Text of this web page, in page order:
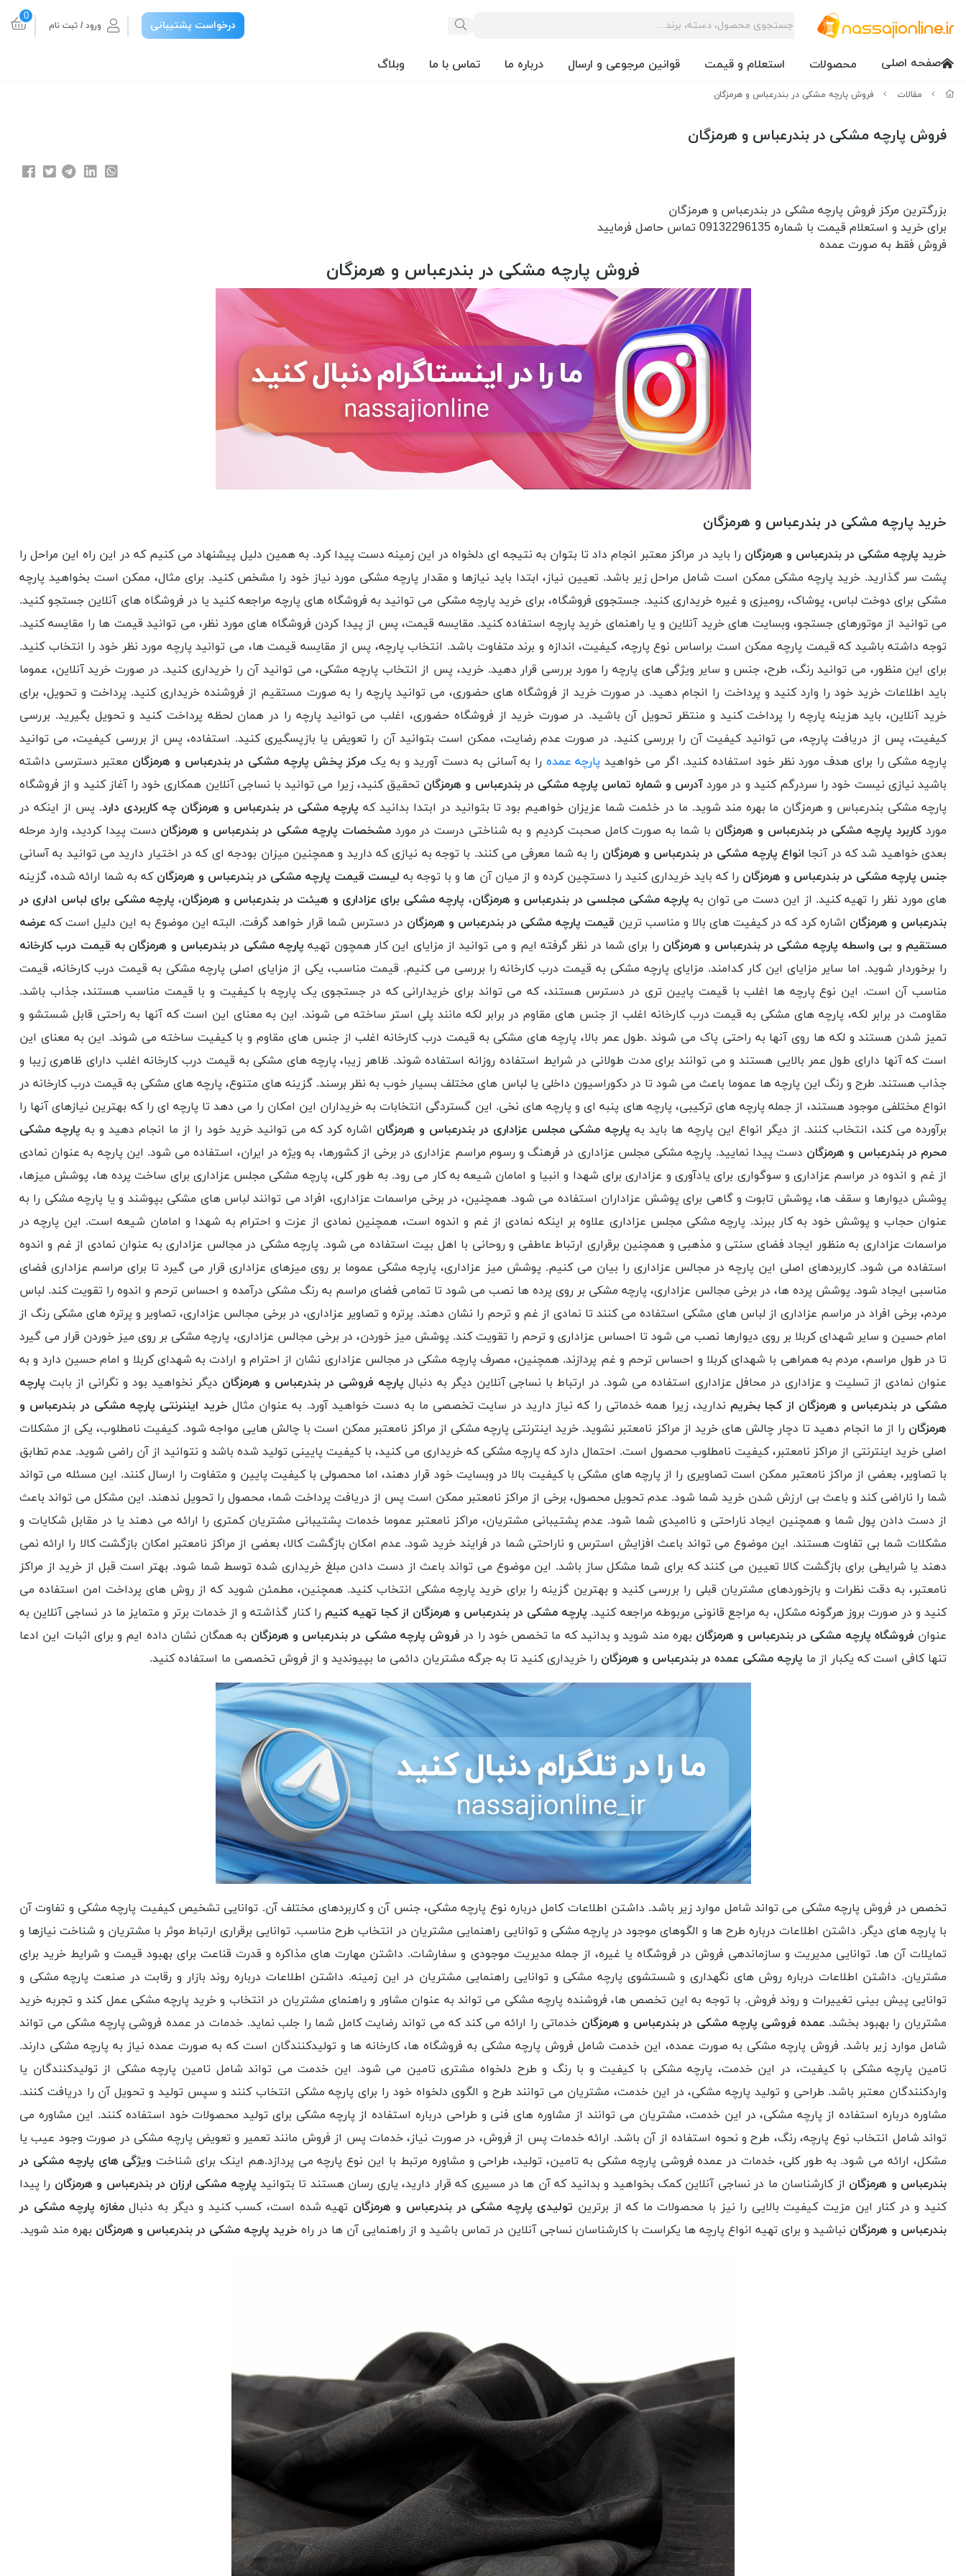
درخواست پشتیبانی ورود / ثبت نام
0
صفحه اصلی محصولات استعلام و قیمت قوانین مرجوعی و ارسال درباره ما تماس با ما وبلاگ
مقالات فروش پارچه مشکی در بندرعباس و هرمزگان
فروش پارچه مشکی در بندرعباس و هرمزگان
بزرگترین مرکز فروش پارچه مشکی در بندرعباس و هرمزگان
برای خرید و استعلام قیمت با شماره 09132296135 تماس حاصل فرمایید
فروش فقط به صورت عمده
فروش پارچه مشکی در بندرعباس و هرمزگان
خرید پارچه مشکی در بندرعباس و هرمزگان
خرید پارچه مشکی در بندرعباس و هرمزگان را باید در مراکز معتبر انجام داد تا بتوان به نتیجه ای دلخواه در این زمینه دست پیدا کرد. به همین دلیل پیشنهاد می کنیم که در این راه این مراحل را
پشت سر گذارید. خرید پارچه مشکی ممکن است شامل مراحل زیر باشد. تعیین نیاز، ابتدا باید نیازها و مقدار پارچه مشکی مورد نیاز خود را مشخص کنید. برای مثال، ممکن است بخواهید پارچه
مشکی برای دوخت لباس، پوشاک، رومیزی و غیره خریداری کنید. جستجوی فروشگاه، برای خرید پارچه مشکی می توانید به فروشگاه های پارچه مراجعه کنید یا در فروشگاه های آنلاین جستجو کنید.
می توانید از موتورهای جستجو، وبسایت های خرید آنلاین و یا راهنمای خرید پارچه استفاده کنید. مقایسه قیمت، پس از پیدا کردن فروشگاه های مورد نظر، می توانید قیمت ها را مقایسه کنید.
توجه داشته باشید که قیمت پارچه ممکن است براساس نوع پارچه، کیفیت، اندازه و برند متفاوت باشد. انتخاب پارچه، پس از مقایسه قیمت ها، می توانید پارچه مورد نظر خود را انتخاب کنید.
برای این منظور، می توانید رنگ، طرح، جنس و سایر ویژگی های پارچه را مورد بررسی قرار دهید. خرید، پس از انتخاب پارچه مشکی، می توانید آن را خریداری کنید. در صورت خرید آنلاین، عموما
باید اطلاعات خرید خود را وارد کنید و پرداخت را انجام دهید. در صورت خرید از فروشگاه های حضوری، می توانید پارچه را به صورت مستقیم از فروشنده خریداری کنید. پرداخت و تحویل، برای
خرید آنلاین، باید هزینه پارچه را پرداخت کنید و منتظر تحویل آن باشید. در صورت خرید از فروشگاه حضوری، اغلب می توانید پارچه را در همان لحظه پرداخت کنید و تحویل بگیرید. بررسی
کیفیت، پس از دریافت پارچه، می توانید کیفیت آن را بررسی کنید. در صورت عدم رضایت، ممکن است بتوانید آن را تعویض یا بازپسگیری کنید. استفاده، پس از بررسی کیفیت، می توانید
پارچه مشکی را برای هدف مورد نظر خود استفاده کنید. اگر می خواهید پارچه عمده را به آسانی به دست آورید و به یک مرکز پخش پارچه مشکی در بندرعباس و هرمزگان معتبر دسترسی داشته
باشید نیازی نیست خود را سردرگم کنید و در موردآدرس و شماره تماس پارچه مشکی در بندرعباس و هرمزگان تحقیق کنید، زیرا می توانید با نساجی آنلاین همکاری خود را آغاز کنید و از فروشگاه
پارچه مشکی بندرعباس و هرمزگان ما بهره مند شوید. ما در خئمت شما عزیزان خواهیم بود تا بتوانید در ابتدا بدانید که پارچه مشکی در بندرعباس و هرمزگان چه کاربردی دارد. پس از اینکه در
مورد کاربرد پارچه مشکی در بندرعباس و هرمزگان با شما به صورت کامل صحبت کردیم و به شناختی درست در موردمشخصات پارچه مشکی در بندرعباس و هرمزگان دست پیدا کردید، وارد مرحله
بعدی خواهید شد که در آنجا انواع پارچه مشکی در بندرعباس و هرمزگان را به شما معرفی می کنند. با توجه به نیازی که دارید و همچنین میزان بودجه ای که در اختیار دارید می توانید به آسانی
جنس پارچه مشکی در بندرعباس و هرمزگان را که باید خریداری کنید را دستچین کرده و از میان آن ها و با توجه بهلیست قیمت پارچه مشکی در بندرعباس و هرمزگانکه به شما ارائه شده، گزینه
های مورد نظر را تهیه کنید. از این دست می توان به پارچه مشکی مجلسی در بندرعباس و هرمزگان، پارچه مشکی برای عزاداری و هیئت در بندرعباس و هرمزگان،پارچه مشکی برای لباس اداری در
بندرعباس و هرمزگان اشاره کرد که در کیفیت های بالا و مناسب ترین قیمت پارچه مشکی در بندرعباس و هرمزگان در دسترس شما قرار خواهد گرفت. البته این موضوع به این دلیل است که عرضه
مستقیم و بی واسطه پارچه مشکی در بندرعباس و هرمزگان را برای شما در نظر گرفته ایم و می توانید از مزایای این کار همچون تهیه پارچه مشکی در بندرعباس و هرمزگان به قیمت درب کارخانه
را برخوردار شوید. اما سایر مزایای این کار کدامند. مزایای پارچه مشکی به قیمت درب کارخانه را بررسی می کنیم. قیمت مناسب، یکی از مزایای اصلی پارچه مشکی به قیمت درب کارخانه، قیمت
مناسب آن است. این نوع پارچه ها اغلب با قیمت پایین تری در دسترس هستند، که می تواند برای خریدارانی که در جستجوی یک پارچه با کیفیت و با قیمت مناسب هستند، جذاب باشد.
مقاومت در برابر لکه، پارچه های مشکی به قیمت درب کارخانه اغلب از جنس های مقاوم در برابر لکه مانند پلی استر ساخته می شوند. این به معنای این است که آنها به راحتی قابل شستشو و
تمیز شدن هستند و لکه ها روی آنها به راحتی پاک می شوند .طول عمر بالا، پارچه های مشکی به قیمت درب کارخانه اغلب از جنس های مقاوم و با کیفیت ساخته می شوند. این به معنای این
است که آنها دارای طول عمر بالایی هستند و می توانند برای مدت طولانی در شرایط استفاده روزانه استفاده شوند. ظاهر زیبا، پارچه های مشکی به قیمت درب کارخانه اغلب دارای ظاهری زیبا و
جذاب هستند. طرح و رنگ این پارچه ها عموما باعث می شود تا در دکوراسیون داخلی یا لباس های مختلف بسیار خوب به نظر برسند. گزینه های متنوع، پارچه های مشکی به قیمت درب کارخانه در
انواع مختلفی موجود هستند، از جمله پارچه های ترکیبی، پارچه های پنبه ای و پارچه های نخی. این گستردگی انتخابات به خریداران این امکان را می دهد تا پارچه ای را که بهترین نیازهای آنها را
برآورده می کند، انتخاب کنند. از دیگر انواع این پارچه ها باید به پارچه مشکی مجلس عزاداری در بندرعباس و هرمزگان اشاره کرد که می توانید خرید خود را از ما انجام دهید و به پارچه مشکی
محرم در بندرعباس و هرمزگان دست پیدا نمایید. پارچه مشکی مجلس عزاداری در فرهنگ و رسوم مراسم عزاداری در برخی از کشورها، به ویژه در ایران، استفاده می شود. این پارچه به عنوان نمادی
از غم و اندوه در مراسم عزاداری و سوگواری برای یادآوری و عزاداری برای شهدا و انبیا و امامان شیعه به کار می رود. به طور کلی، پارچه مشکی مجلس عزاداری برای ساخت پرده ها، پوشش میزها،
پوشش دیوارها و سقف ها، پوشش تابوت و گاهی برای پوشش عزاداران استفاده می شود. همچنین، در برخی مراسمات عزاداری، افراد می توانند لباس های مشکی بپوشند و یا پارچه مشکی را به
عنوان حجاب و پوشش خود به کار ببرند. پارچه مشکی مجلس عزاداری علاوه بر اینکه نمادی از غم و اندوه است، همچنین نمادی از عزت و احترام به شهدا و امامان شیعه است. این پارچه در
مراسمات عزاداری به منظور ایجاد فضای سنتی و مذهبی و همچنین برقراری ارتباط عاطفی و روحانی با اهل بیت استفاده می شود. پارچه مشکی در مجالس عزاداری به عنوان نمادی از غم و اندوه
استفاده می شود. کاربردهای اصلی این پارچه در مجالس عزاداری را بیان می کنیم. پوشش میز عزاداری، پارچه مشکی عموما بر روی میزهای عزاداری قرار می گیرد تا برای مراسم عزاداری فضای
مناسبی ایجاد شود. پوشش پرده ها، در برخی مجالس عزاداری، پارچه مشکی بر روی پرده ها نصب می شود تا تمامی فضای مراسم به رنگ مشکی درآمده و احساس ترحم و اندوه را تقویت کند. لباس
مردم، برخی افراد در مراسم عزاداری از لباس های مشکی استفاده می کنند تا نمادی از غم و ترحم را نشان دهند. پرتره و تصاویر عزاداری، در برخی مجالس عزاداری، تصاویر و پرتره های مشکی رنگ از
امام حسین و سایر شهدای کربلا بر روی دیوارها نصب می شود تا احساس عزاداری و ترحم را تقویت کند. پوشش میز خوردن، در برخی مجالس عزاداری، پارچه مشکی بر روی میز خوردن قرار می گیرد
تا در طول مراسم، مردم به همراهی با شهدای کربلا و احساس ترحم و غم پردازند. همچنین، مصرف پارچه مشکی در مجالس عزاداری نشان از احترام و ارادت به شهدای کربلا و امام حسین دارد و به
عنوان نمادی از تسلیت و عزاداری در محافل عزاداری استفاده می شود. در ارتباط با نساجی آنلاین دیگر به دنبال پارچه فروشی در بندرعباس و هرمزگان دیگر نخواهید بود و نگرانی از بابت پارچه
مشکی در بندرعباس و هرمزگان از کجا بخریم ندارید، زیرا همه خدماتی را که نیاز دارید در سایت تخصصی ما به دست خواهید آورد. به عنوان مثال خرید ایننرنتی پارچه مشکی در بندرعباس و
هرمزگان را از ما انجام دهید تا دچار چالش های خرید از مراکز نامعتبر نشوید. خرید اینترنتی پارچه مشکی از مراکز نامعتبر ممکن است با چالش هایی مواجه شود. کیفیت نامطلوب، یکی از مشکلات
اصلی خرید اینترنتی از مراکز نامعتبر، کیفیت نامطلوب محصول است. احتمال دارد که پارچه مشکی که خریداری می کنید، با کیفیت پایینی تولید شده باشد و نتوانید از آن راضی شوید. عدم تطابق
با تصاویر، بعضی از مراکز نامعتبر ممکن است تصاویری را از پارچه های مشکی با کیفیت بالا در وبسایت خود قرار دهند، اما محصولی با کیفیت پایین و متفاوت را ارسال کنند. این مسئله می تواند
شما را ناراضی کند و باعث بی ارزش شدن خرید شما شود. عدم تحویل محصول، برخی از مراکز نامعتبر ممکن است پس از دریافت پرداخت شما، محصول را تحویل ندهند. این مشکل می تواند باعث
از دست دادن پول شما و همچنین ایجاد ناراحتی و ناامیدی شما شود. عدم پشتیبانی مشتریان، مراکز نامعتبر عموما خدمات پشتیبانی مشتریان کمتری را ارائه می دهند یا در مقابل شکایات و
مشکلات شما بی تفاوت هستند. این موضوع می تواند باعث افزایش استرس و ناراحتی شما در فرایند خرید شود. عدم امکان بازگشت کالا، بعضی از مراکز نامعتبر امکان بازگشت کالا را ارائه نمی
دهند یا شرایطی برای بازگشت کالا تعیین می کنند که برای شما مشکل ساز باشد. این موضوع می تواند باعث از دست دادن مبلغ خریداری شده توسط شما شود. بهتر است قبل از خرید از مراکز
نامعتبر، به دقت نظرات و بازخوردهای مشتریان قبلی را بررسی کنید و بهترین گزینه را برای خرید پارچه مشکی انتخاب کنید. همچنین، مطمئن شوید که از روش های پرداخت امن استفاده می
کنید و در صورت بروز هرگونه مشکل، به مراجع قانونی مربوطه مراجعه کنید. پارچه مشکی در بندرعباس و هرمزگان از کجا تهیه کنیم را کنار گذاشته و از خدمات برتر و متمایز ما در نساجی آنلاین به
عنوان فروشگاه پارچه مشکی در بندرعباس و هرمزگان بهره مند شوید و بدانید که ما تخصص خود را در فروش پارچه مشکی در بندرعباس و هرمزگان به همگان نشان داده ایم و برای اثبات این ادعا
تنها کافی است که یکبار از ما پارچه مشکی عمده در بندرعباس و هرمزگان را خریداری کنید تا به جرگه مشتریان دائمی ما بپیوندید و از فروش تخصصی ما استفاده کنید.
تخصص در فروش پارچه مشکی می تواند شامل موارد زیر باشد. داشتن اطلاعات کامل درباره نوع پارچه مشکی، جنس آن و کاربردهای مختلف آن. توانایی تشخیص کیفیت پارچه مشکی و تفاوت آن
با پارچه های دیگر. داشتن اطلاعات درباره طرح ها و الگوهای موجود در پارچه مشکی و توانایی راهنمایی مشتریان در انتخاب طرح مناسب. توانایی برقراری ارتباط موثر با مشتریان و شناخت نیازها و
تمایلات آن ها. توانایی مدیریت و سازماندهی فروش در فروشگاه یا غیره، از جمله مدیریت موجودی و سفارشات. داشتن مهارت های مذاکره و قدرت قناعت برای بهبود قیمت و شرایط خرید برای
مشتریان. داشتن اطلاعات درباره روش های نگهداری و شستشوی پارچه مشکی و توانایی راهنمایی مشتریان در این زمینه. داشتن اطلاعات درباره روند بازار و رقابت در صنعت پارچه مشکی و
توانایی پیش بینی تغییرات و روند فروش. با توجه به این تخصص ها، فروشنده پارچه مشکی می تواند به عنوان مشاور و راهنمای مشتریان در انتخاب و خرید پارچه مشکی عمل کند و تجربه خرید
مشتریان را بهبود بخشد. عمده فروشی پارچه مشکی در بندرعباس و هرمزگان خدماتی را ارائه می کند که می تواند رضایت کامل شما را جلب نماید. خدمات در عمده فروشی پارچه مشکی می تواند
شامل موارد زیر باشد. فروش پارچه مشکی به صورت عمده، این خدمت شامل فروش پارچه مشکی به فروشگاه ها، کارخانه ها و تولیدکنندگان است که به صورت عمده نیاز به پارچه مشکی دارند.
تامین پارچه مشکی با کیفیت، در این خدمت، پارچه مشکی با کیفیت و با رنگ و طرح دلخواه مشتری تامین می شود. این خدمت می تواند شامل تامین پارچه مشکی از تولیدکنندگان یا
واردکنندگان معتبر باشد. طراحی و تولید پارچه مشکی، در این خدمت، مشتریان می توانند طرح و الگوی دلخواه خود را برای پارچه مشکی انتخاب کنند و سپس تولید و تحویل آن را دریافت کنند.
مشاوره درباره استفاده از پارچه مشکی، در این خدمت، مشتریان می توانند از مشاوره های فنی و طراحی درباره استفاده از پارچه مشکی برای تولید محصولات خود استفاده کنند. این مشاوره می
تواند شامل انتخاب نوع پارچه، رنگ، طرح و نحوه استفاده از آن باشد. ارائه خدمات پس از فروش، در صورت نیاز، خدمات پس از فروش مانند تعمیر و تعویض پارچه مشکی در صورت وجود عیب یا
مشکل، ارائه می شود. به طور کلی، خدمات در عمده فروشی پارچه مشکی به تامین، تولید، طراحی و مشاوره مرتبط با این نوع پارچه می پردازد.هم اینک برای شناخت ویژگی های پارچه مشکی در
بندرعباس و هرمزگان از کارشناسان ما در نساجی آنلاین کمک بخواهید و بدانید که آن ها در مسیری که قرار دارید، یاری رسان هستند تا بتوانید پارچه مشکی ارزان در بندرعباس و هرمزگان را پیدا
کنید و در کنار این مزیت کیفیت بالایی را نیز با محصولات ما که از برترین تولیدی پارچه مشکی در بندرعباس و هرمزگان تهیه شده است، کسب کنید و دیگر به دنبالمغازه پارچه مشکی در
بندرعباس و هرمزگان نباشید و برای تهیه انواع پارچه ها یکراست با کارشناسان نساجی آنلاین در تماس باشید و از راهنمایی آن ها در راه خرید پارچه مشکی در بندرعباس و هرمزگان بهره مند شوید.